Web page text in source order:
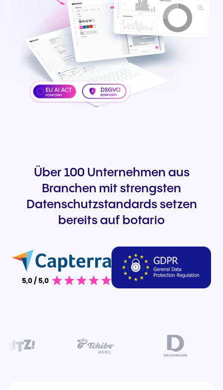
Über 100 Unternehmen aus
Branchen mit strengsten
Datenschutzstandards setzen
bereits auf botario